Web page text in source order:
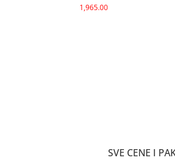
1,965.00
SVE CENE I